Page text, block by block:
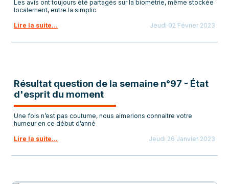
Les avis ont toujours été partagés sur la biométrie, même stockée
localement, entre la simplic
Lire la suite...
Jeudi 02 Février 2023
Résultat question de la semaine n°97 - État
d'esprit du moment
Une fois n’est pas coutume, nous aimerions connaitre votre
humeur en ce début d’anné
Lire la suite...
Jeudi 26 Janvier 2023